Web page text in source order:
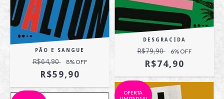
PÃO E SANGUE
R$64,90 8% OFF
R$59,90
DESGRACIDA
R$79,90 6% OFF
R$74,90
OFERTA